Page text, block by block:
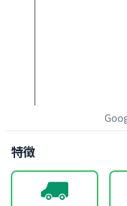
特徴